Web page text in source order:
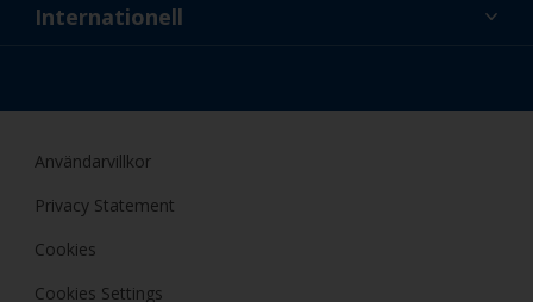
Nyheter
Internationell
Användarvillkor
Privacy Statement
Cookies
Cookies Settings